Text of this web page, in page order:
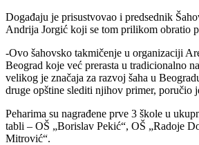
Događaju je prisustvovao i predsednik
Andrija Jorgić koji se tom prilikom obratio
-Ovo šahovsko takmičenje u organizaciji
Beograd koje već prerasta u tradicionalno
velikog je značaja za razvoj šaha u
druge opštine slediti njihov primer, poručio
Peharima su nagrađene prve 3 škole u
tabli – OŠ „Borislav Pekić“, OŠ „Radoje
Mitrović“.